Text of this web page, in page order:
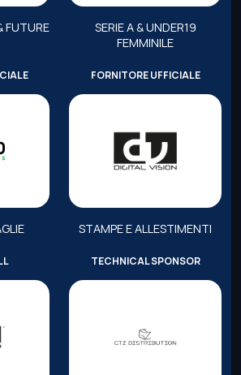
FUTURE
SERIE A & UNDER19
FEMMINILE
FORNITORE UFFICIALE
STAMPE E ALLESTIMENTI
TECHNICAL SPONSOR